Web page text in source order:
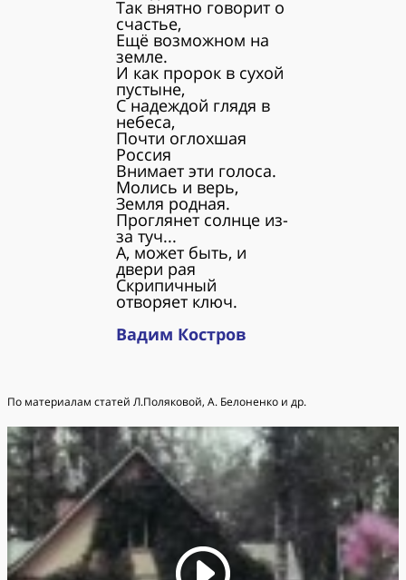
Так внятно говорит о
счастье,
Ещё возможном на
земле.
И как пророк в сухой
пустыне,
С надеждой глядя в
небеса,
Почти оглохшая
Россия
Внимает эти голоса.
Молись и верь,
Земля родная.
Проглянет солнце из-
за туч...
А, может быть, и
двери рая
Скрипичный
отворяет ключ.
Вадим Костров
По материалам статей Л.Поляковой, А. Белоненко и др.